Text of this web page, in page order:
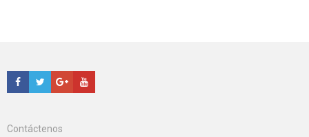
Facebook
TwitterGoogle+Youtube
Contáctenos